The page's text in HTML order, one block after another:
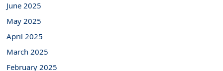
June 2025
May 2025
April 2025
March 2025
February 2025